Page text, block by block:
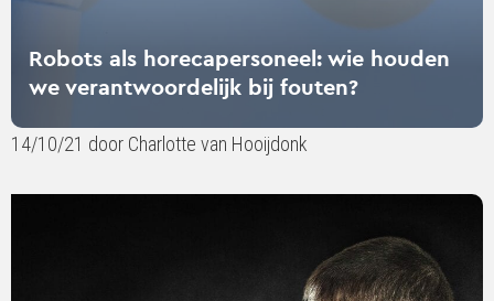
Robots als horecapersoneel: wie houden
we verantwoordelijk bij fouten?
14/10/21 door Charlotte van Hooijdonk